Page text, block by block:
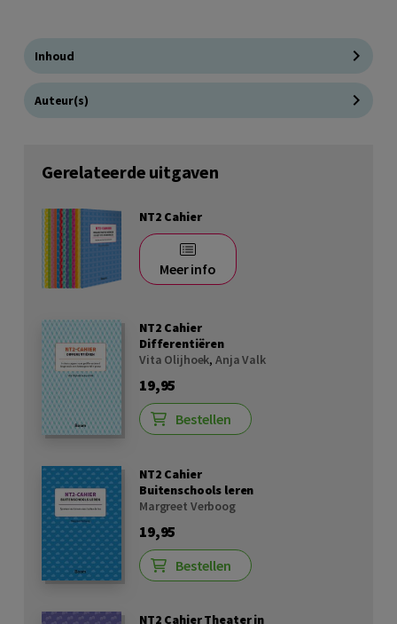
Inhoud
Auteur(s)
Gerelateerde uitgaven
NT2 Cahier
Meer info
NT2 Cahier
Differentiëren
Vita Olijhoek,Anja Valk
19,95
Bestellen
NT2 Cahier
Buitenschools leren
Margreet Verboog
19,95
Bestellen
NT2 Cahier Theater in